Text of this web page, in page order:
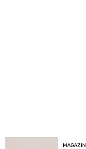
MAGAZIN